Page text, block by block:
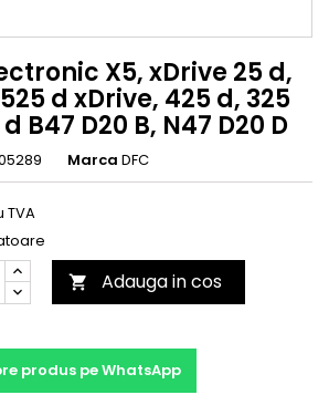
X5, xDrive 25 d,
d xDrive, 425 d, 325
B47 D20 B, N47 D20 D
Marca DFC
TVA
 Adauga in cos
produs pe WhatsApp